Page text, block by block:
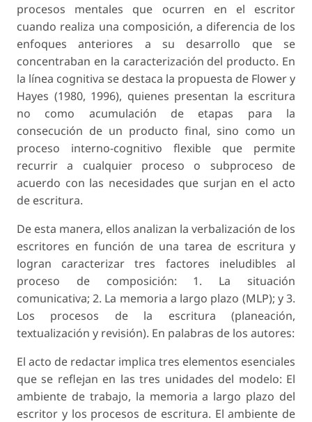
procesos mentales que ocurren en el escritor
cuando realiza una composición, a diferencia de los
enfoques anteriores a su desarrollo que se
concentraban en la caracterización del producto. En
la línea cognitiva se destaca la propuesta de Flower y
Hayes (1980, 1996), quienes presentan la escritura
no como acumulación de etapas para la
consecución de un producto final, sino como un
proceso interno-cognitivo flexible que permite
recurrir a cualquier proceso o subproceso de
acuerdo con las necesidades que surjan en el acto
de escritura.
De esta manera, ellos analizan la verbalización de los
escritores en función de una tarea de escritura y
logran caracterizar tres factores ineludibles al
proceso de composición: 1. La situación
comunicativa; 2. La memoria a largo plazo (MLP); y 3.
Los procesos de la escritura (planeación,
textualización y revisión). En palabras de los autores:
El acto de redactar implica tres elementos esenciales
que se reflejan en las tres unidades del modelo: El
ambiente de trabajo, la memoria a largo plazo del
escritor y los procesos de escritura. El ambiente de